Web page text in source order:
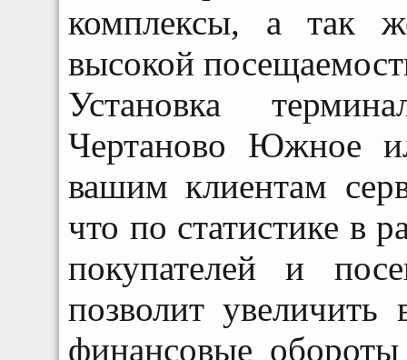
комплексы, а так
высокой
Установка
Чертаново Южное
вашим клиентам
что по статистике в
покупателей и
позволит
финансовые